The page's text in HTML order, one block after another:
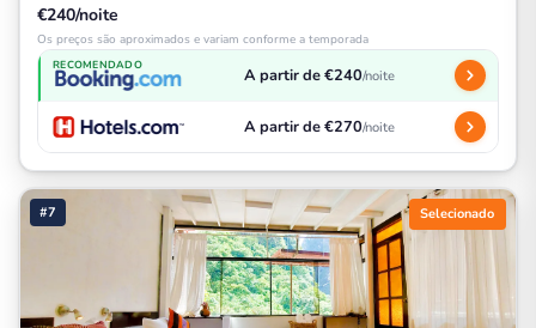
€240/noite
Os preços são aproximados e variam conforme a temporada
RECOMENDADO A partir de €240/noite
A partir de €270/noite
#7 Selecionado